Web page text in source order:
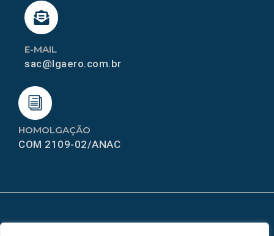
HOMOLGAÇÃO
COM 2109-02/ANAC
E-MAIL
sac@lgaero.com.br